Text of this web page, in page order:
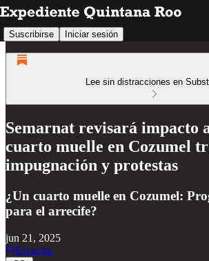
Suscribirse Iniciar sesión
Lee sin distracciones en
Semarnat revisará impacto
cuarto muelle en Cozumel
impugnación y protestas
¿Un cuarto muelle en Cozumel:
para el arrecife?
jun 21, 2025
Escucha